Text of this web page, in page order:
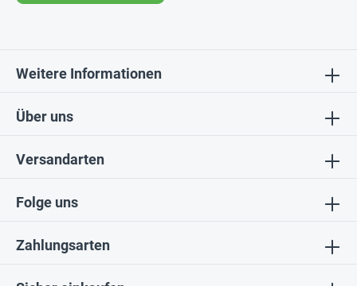
Folge uns
Über uns
Weitere Informationen
Zahlungsarten
Versandarten